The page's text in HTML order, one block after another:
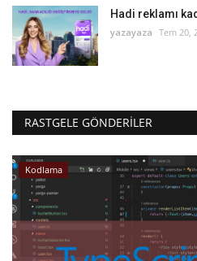
Hadi reklamı
yazayaza Tem 20,
RASTGELE GÖNDERILER
Kodlama